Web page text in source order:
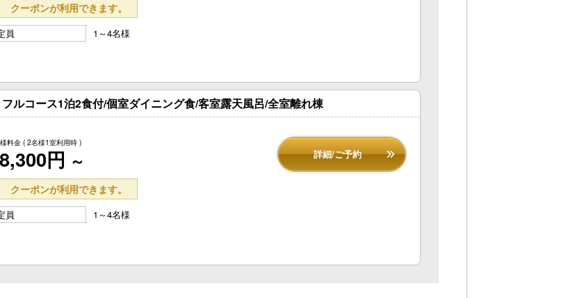
クーポンが利用できます。
員 1～4名様
ルコース1泊2食付/個室ダイニング食/客室露天風呂/全室離れ棟
料金( 2名様1室利用時 )
円 ～ 詳細/ご予約
クーポンが利用できます。
員 1～4名様